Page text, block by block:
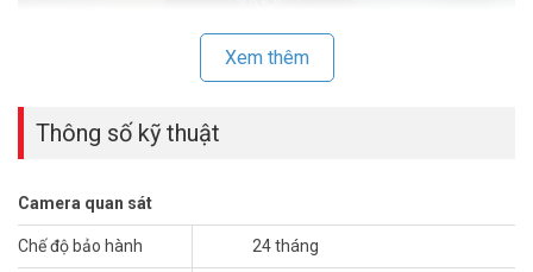
Camera wifi C6T HD1080P with RF vẫn được hỗ trợ cổng kết nối
mạng LAN giúp tăng tính ổn định trong quá trình truyền và lưu trữ
Xem thêm
Thông số kỹ thuật
Camera quan sát
Chế độ bảo hành 24 tháng